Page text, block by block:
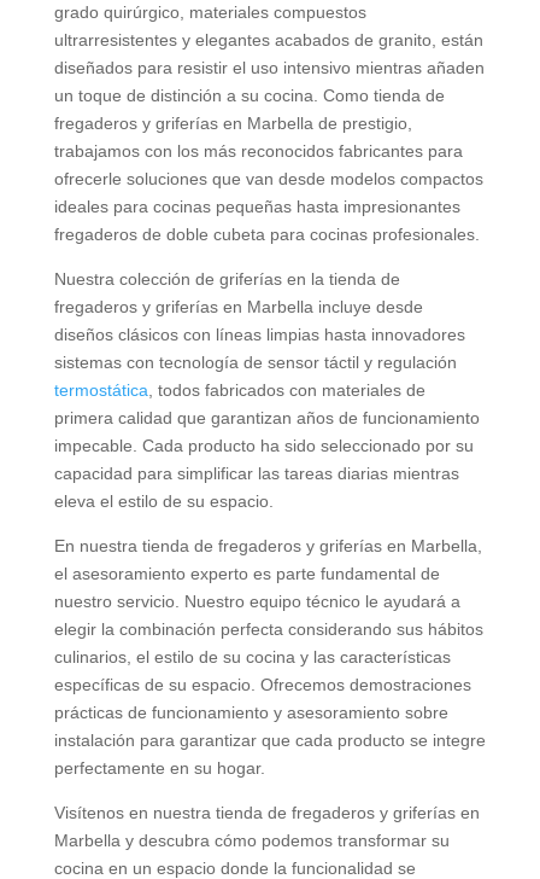
grado quirúrgico, materiales compuestos
ultrarresistentes y elegantes acabados de granito, están
diseñados para resistir el uso intensivo mientras añaden
un toque de distinción a su cocina. Como tienda de
fregaderos y griferías en Marbella de prestigio,
trabajamos con los más reconocidos fabricantes para
ofrecerle soluciones que van desde modelos compactos
ideales para cocinas pequeñas hasta impresionantes
fregaderos de doble cubeta para cocinas profesionales.
Nuestra colección de griferías en la tienda de
fregaderos y griferías en Marbella incluye desde
diseños clásicos con líneas limpias hasta innovadores
sistemas con tecnología de sensor táctil y regulación
termostática , todos fabricados con materiales de
primera calidad que garantizan años de funcionamiento
impecable. Cada producto ha sido seleccionado por su
capacidad para simplificar las tareas diarias mientras
eleva el estilo de su espacio.
En nuestra tienda de fregaderos y griferías en Marbella,
el asesoramiento experto es parte fundamental de
nuestro servicio. Nuestro equipo técnico le ayudará a
elegir la combinación perfecta considerando sus hábitos
culinarios, el estilo de su cocina y las características
específicas de su espacio. Ofrecemos demostraciones
prácticas de funcionamiento y asesoramiento sobre
instalación para garantizar que cada producto se integre
perfectamente en su hogar.
Visítenos en nuestra tienda de fregaderos y griferías en
Marbella y descubra cómo podemos transformar su
cocina en un espacio donde la funcionalidad se